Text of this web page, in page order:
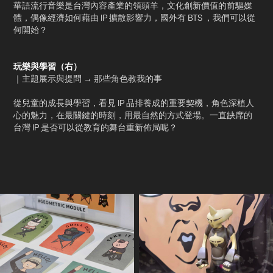
華語流行音樂是台灣內容產業的領頭羊，文化創新價值的前驅媒
體，偶像經濟如何藉由 IP 擴散影響力，國外有 BTS ，我們可以從
何開始？
玩樂與學習（右）
｜ 主題展示與提問 → 那些角色教我的事
從兒童的成長與學習，看見 IP 品排養成的重要契機，角色深植人
心的魅力，在最關鍵的時刻，用最自然的方式登場。一直缺席的
台灣 IP 是否可以從教育的舞台重新佈局呢？